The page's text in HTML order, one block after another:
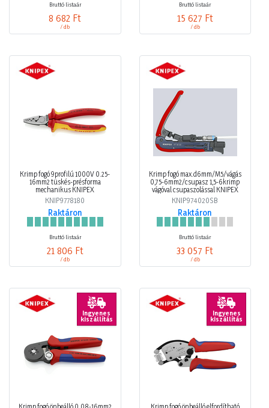
Bruttó listaár
8 682 Ft
/ db
Bruttó listaár
15 627 Ft
/ db
Krimp fogó 9profilú 1000V 0.25-
16mm2 tüskés-présforma
mechanikus KNIPEX
KNIP9778180
Raktáron
Bruttó listaár
21 806 Ft
/ db
Krimp fogó max.d6mm/M5/vágás
0,75-6mm2/csupasz 1,5-6krimp
vágóval csupaszolással KNIPEX
KNIP974020SB
Raktáron
Bruttó listaár
33 057 Ft
/ db
Ingyenes
kiszállítás
Ingyenes
kiszállítás